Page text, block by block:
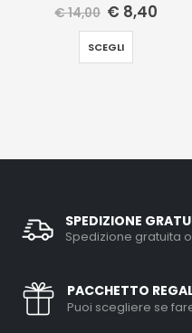
€14,00 € 8,40
SCEGLI
SPEDIZIONE
Spedizione gratuita
PACCHETTO
Puoi scegliere se